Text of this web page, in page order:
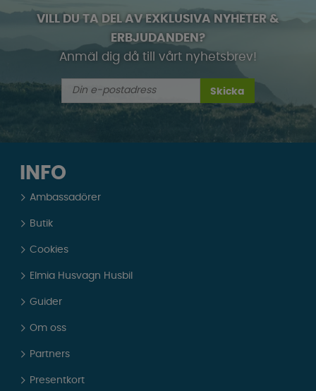
VILL DU TA DEL AV EXKLUSIVA NYHETER &
ERBJUDANDEN?
Anmäl dig då till vårt nyhetsbrev!
Skicka
INFO
Ambassadörer
Butik
Cookies
Elmia Husvagn Husbil
Guider
Om oss
Partners
Presentkort